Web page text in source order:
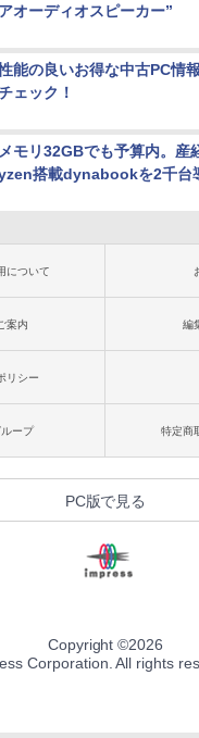
アオーディオスピーカー”
能の良いお得な中古PC情
ェック！
メモリ32GBでも予算内。産
搭載dynabookを2千台
について
案内 編
リシー
ープ 特定商
PC版で見る
Copyright ©2026
Corporation. All rights